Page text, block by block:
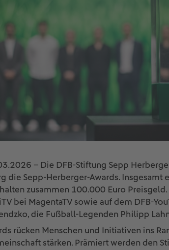
– Die DFB-Stiftung Sepp
die Sepp-Herberger-Awards. Insgesamt
zusammen 100.000 Euro
bei MagentaTV sowie auf dem DFB-
die Fußball-Legenden Philipp
rücken Menschen und Initiativen ins
stärken. Prämiert werden den